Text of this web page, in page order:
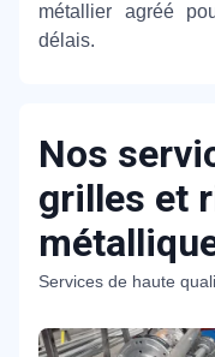
métallier agréé
délais.
Nos
grilles et
Services de haute